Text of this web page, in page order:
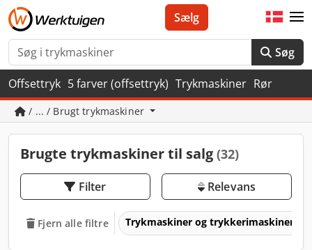
Søg
Sælg
Offsettryk 5 farver (offsettryk) Trykmaskiner Rør
/ ... / Brugt trykmaskiner
Brugte trykmaskiner til salg (32)
Filter Relevans
Fjern alle filtre Trykmaskiner og trykkerimaskiner